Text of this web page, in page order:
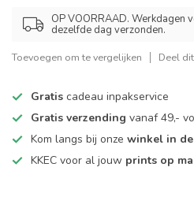
OP VOORRAAD. Werkdagen
dezelfde dag verzonden.
Toevoegen om te vergelijken Deel
Gratis cadeau inpakservice
Gratis verzending vanaf 49,-
Kom langs bij onze winkel in
KKEC voor al jouw prints op